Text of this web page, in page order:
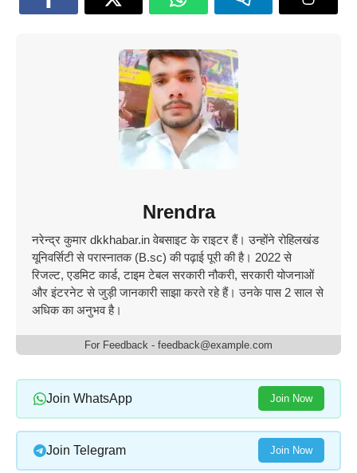
Nrendra
नरेन्द्र कुमार dkkhabar.in वेबसाइट के राइटर​ हैं। उन्होंने रोहिलखंड
यूनिवर्सिटी से परास्नातक (B.sc) की पढ़ाई पूरी की है। 2022 से
रिजल्ट, एडमिट कार्ड, टाइम टेबल सरकारी नौकरी, सरकारी योजनाओं
और इंटरनेट से जुड़ी जानकारी साझा करते रहे हैं। उनके पास 2 साल से
अधिक का अनुभव है।
For Feedback - feedback@example.com
Join WhatsApp Join Now
Join Telegram Join Now